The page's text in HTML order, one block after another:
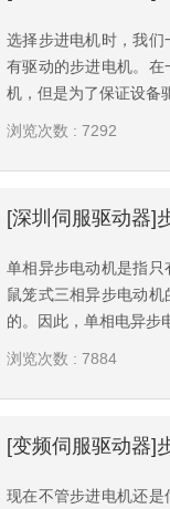
选择步进电机时，我
有驱动的步进电机。
机，但是为了保证设备
浏览次数 : 7292
单相异步电动机是指
鼠笼式三相异步电动
的。因此，单相电异步
浏览次数 : 7884
现在不管步进电机还